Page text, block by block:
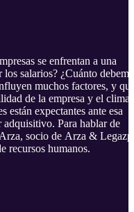
se enfrentan a una
salarios? ¿Cuánto
muchos factores, y
de la empresa y el clima
están expectantes ante esa
adquisitivo. Para hablar de
socio de Arza &
recursos humanos.